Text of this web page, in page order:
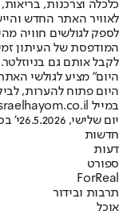
לאוויר האתר החדש
לספק לגולשים חוויה
המודפסת של העיתון
לקבל אותם גם
היום" מציע לגולשי
היום פתוח להערות,
במייל hayom@israelhayom.co.il.
יום שלישי, 26.5.2026
י'
חדשות
דעות
ספורט
ForReal
תרבות ובידור
אוכל